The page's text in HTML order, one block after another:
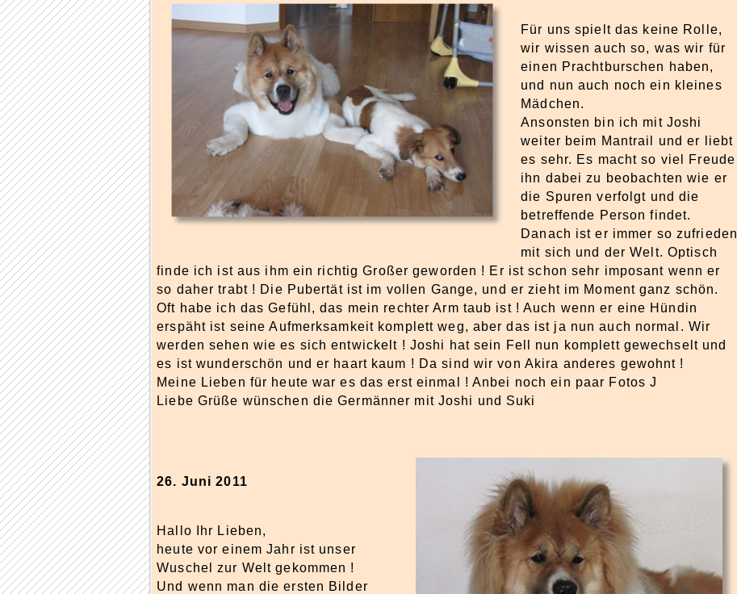
Für uns spielt das keine Rolle,
wir wissen auch so, was wir für
einen Prachtburschen haben,
und nun auch noch ein kleines
Mädchen.
Ansonsten bin ich mit Joshi
weiter beim Mantrail und er liebt
es sehr. Es macht so viel Freude
ihn dabei zu beobachten wie er
die Spuren verfolgt und die
betreffende Person findet.
Danach ist er immer so zufrieden
mit sich und der Welt. Optisch
finde ich ist aus ihm ein richtig Großer geworden ! Er ist schon sehr imposant wenn er
so daher trabt ! Die Pubertät ist im vollen Gange, und er zieht im Moment ganz schön.
Oft habe ich das Gefühl, das mein rechter Arm taub ist ! Auch wenn er eine Hündin
erspäht ist seine Aufmerksamkeit komplett weg, aber das ist ja nun auch normal. Wir
werden sehen wie es sich entwickelt ! Joshi hat sein Fell nun komplett gewechselt und
es ist wunderschön und er haart kaum ! Da sind wir von Akira anderes gewohnt !
Meine Lieben für heute war es das erst einmal ! Anbei noch ein paar Fotos J
Liebe Grüße wünschen die Germänner mit Joshi und Suki
26. Juni 2011
Hallo Ihr Lieben,
heute vor einem Jahr ist unser
Wuschel zur Welt gekommen !
Und wenn man die ersten Bilder